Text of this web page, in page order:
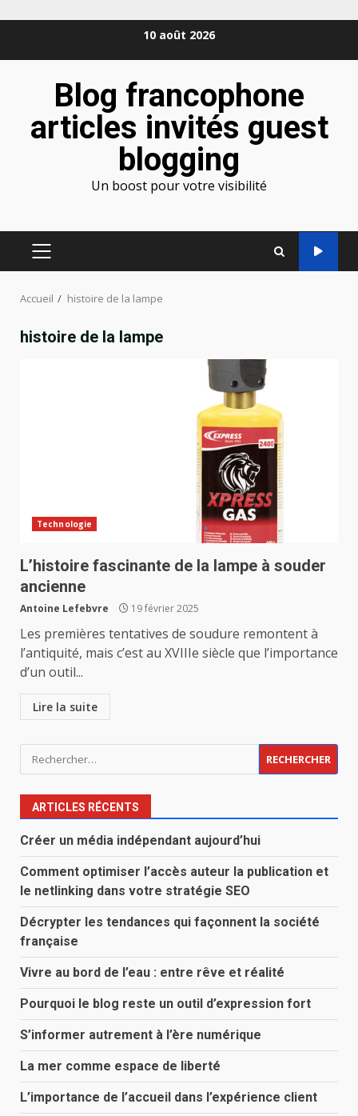
10 août 2026
Blog francophone
articles invités guest
blogging
Un boost pour votre visibilité
MENU
Accueil histoire de la lampe
histoire de la lampe
Technologie
L’histoire fascinante de la lampe à souder
ancienne
Antoine Lefebvre 19 février 2025
Les premières tentatives de soudure remontent à
l’antiquité, mais c’est au XVIIIe siècle que l’importance
d’un outil...
Lire la suite
Rechercher :
ARTICLES RÉCENTS
Créer un média indépendant aujourd’hui
Comment optimiser l’accès auteur la publication et
le netlinking dans votre stratégie SEO
Décrypter les tendances qui façonnent la société
française
Vivre au bord de l’eau : entre rêve et réalité
Pourquoi le blog reste un outil d’expression fort
S’informer autrement à l’ère numérique
La mer comme espace de liberté
L’importance de l’accueil dans l’expérience client